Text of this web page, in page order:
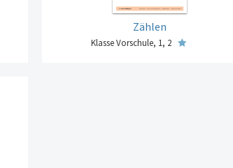
Zählen
Klasse Vorschule, 1, 2